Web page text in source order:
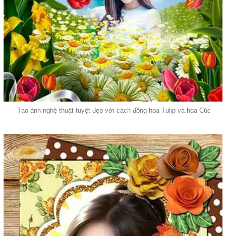
Tạo ảnh nghệ thuật tuyệt đẹp với cách đồng hoa Tulip và hoa Cúc